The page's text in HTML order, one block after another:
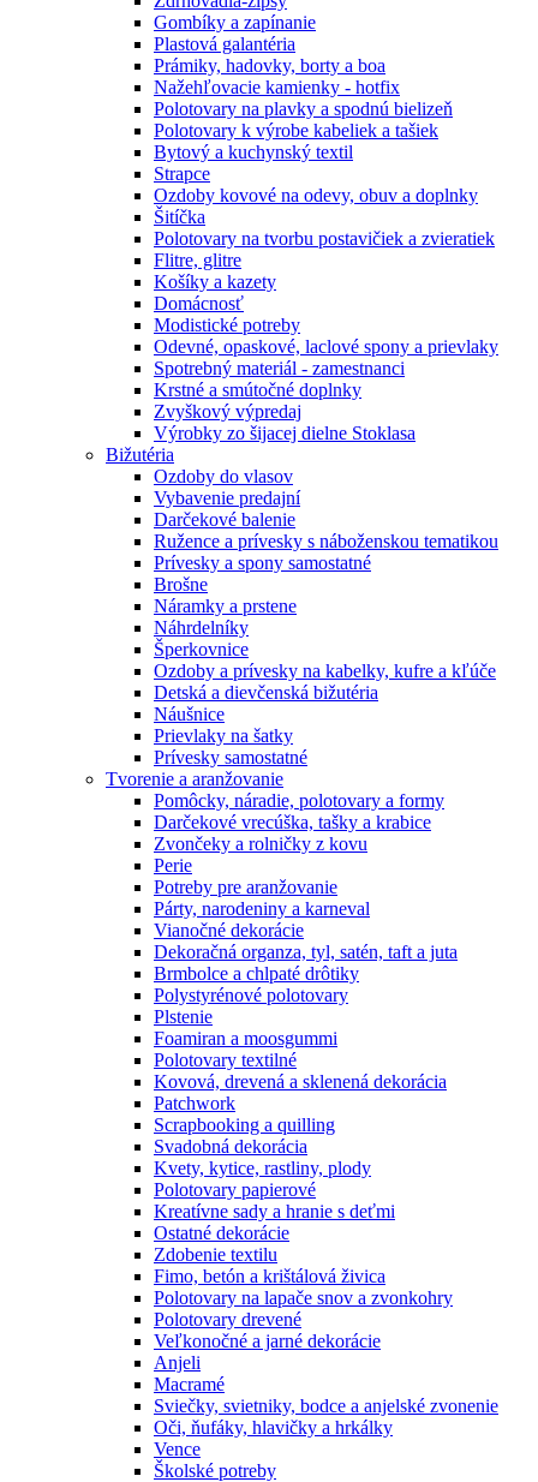
Gombíky a zapínanie
Plastová galantéria
Prámiky, hadovky, borty a boa
Nažehľovacie kamienky - hotfix
Polotovary na plavky a spodnú bielizeň
Polotovary k výrobe kabeliek a tašiek
Bytový a kuchynský textil
Strapce
Ozdoby kovové na odevy, obuv a doplnky
Šitíčka
Polotovary na tvorbu postavičiek a zvieratiek
Flitre, glitre
Košíky a kazety
Domácnosť
Modistické potreby
Odevné, opaskové, laclové spony a prievlaky
Spotrebný materiál - zamestnanci
Krstné a smútočné doplnky
Zvyškový výpredaj
Výrobky zo šijacej dielne Stoklasa
Bižutéria
Ozdoby do vlasov
Vybavenie predajní
Darčekové balenie
Ružence a prívesky s náboženskou tematikou
Prívesky a spony samostatné
Brošne
Náramky a prstene
Náhrdelníky
Šperkovnice
Ozdoby a prívesky na kabelky, kufre a kľúče
Detská a dievčenská bižutéria
Náušnice
Prievlaky na šatky
Prívesky samostatné
Tvorenie a aranžovanie
Pomôcky, náradie, polotovary a formy
Darčekové vrecúška, tašky a krabice
Zvončeky a rolničky z kovu
Perie
Potreby pre aranžovanie
Párty, narodeniny a karneval
Vianočné dekorácie
Dekoračná organza, tyl, satén, taft a juta
Brmbolce a chlpaté drôtiky
Polystyrénové polotovary
Plstenie
Foamiran a moosgummi
Polotovary textilné
Kovová, drevená a sklenená dekorácia
Patchwork
Scrapbooking a quilling
Svadobná dekorácia
Kvety, kytice, rastliny, plody
Polotovary papierové
Kreatívne sady a hranie s deťmi
Ostatné dekorácie
Zdobenie textilu
Fimo, betón a krištálová živica
Polotovary na lapače snov a zvonkohry
Polotovary drevené
Veľkonočné a jarné dekorácie
Anjeli
Macramé
Sviečky, svietniky, bodce a anjelské zvonenie
Oči, ňufáky, hlavičky a hrkálky
Vence
Školské potreby